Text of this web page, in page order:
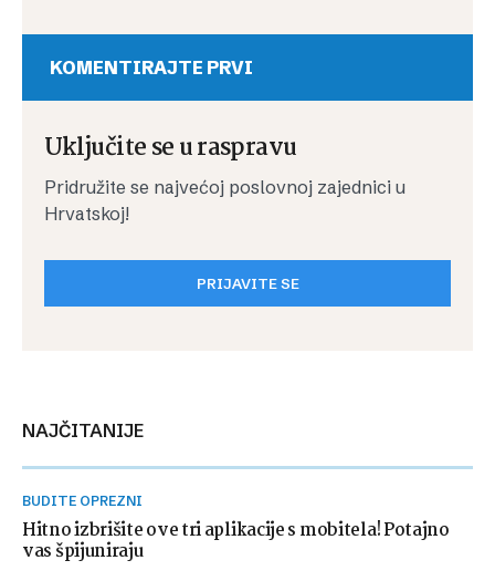
KOMENTIRAJTE PRVI
Uključite se u raspravu
Pridružite se najvećoj poslovnoj zajednici u
Hrvatskoj!
PRIJAVITE SE
NAJČITANIJE
BUDITE OPREZNI
Hitno izbrišite ove tri aplikacije s mobitela! Potajno
vas špijuniraju